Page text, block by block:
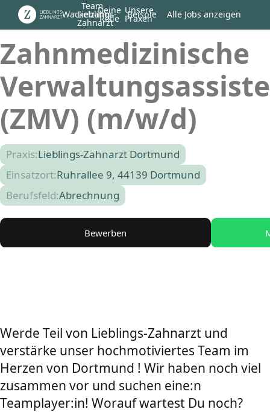
Wackelzahn
Team
Lieblings-
Zahnarzt
Deine
Rolle
Unsere
Praxen
Beispiel Alle Jobs anzeigen
Zahnmedizinische
(ZMV) (m/w/d)
Praxis:Lieblings-Zahnarzt Dortmund
Einsatzort:Ruhrallee 9, 44139 Dortmund
Berufsfeld:Abrechnung
Bewerben
Werde Teil von Lieblings-Zahnarzt und
verstärke unser hochmotiviertes Team im
Herzen von Dortmund ! Wir haben noch viel
zusammen vor und suchen eine:n
Teamplayer:in! Worauf wartest Du noch?